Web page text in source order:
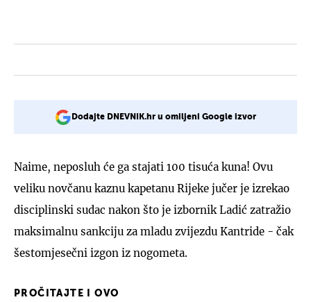
Dodajte DNEVNIK.hr u omiljeni Google izvor
Naime, neposluh će ga stajati 100 tisuća kuna! Ovu
veliku novčanu kaznu kapetanu Rijeke jučer je izrekao
disciplinski sudac nakon što je izbornik Ladić zatražio
maksimalnu sankciju za mladu zvijezdu Kantride - čak
šestomjesečni izgon iz nogometa.
PROČITAJTE I OVO